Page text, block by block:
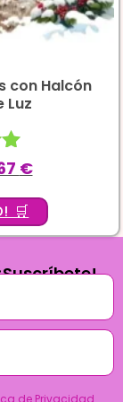
con Halcón
Luz
€
🛒